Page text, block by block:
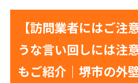
【訪問業者にはご注
うな言い回しには注
もご紹介｜堺市の外